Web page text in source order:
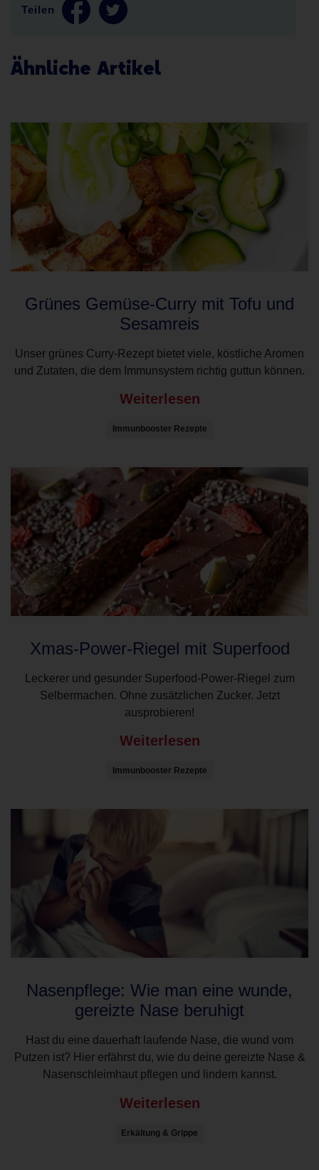
Teilen
Ähnliche Artikel
Grünes Gemüse-Curry mit Tofu und
Sesamreis
Unser grünes Curry-Rezept bietet viele, köstliche Aromen
und Zutaten, die dem Immunsystem richtig guttun können.
Weiterlesen
Immunbooster Rezepte
Xmas-Power-Riegel mit Superfood
Leckerer und gesunder Superfood-Power-Riegel zum
Selbermachen. Ohne zusätzlichen Zucker. Jetzt
ausprobieren!
Weiterlesen
Immunbooster Rezepte
Nasenpflege: Wie man eine wunde,
gereizte Nase beruhigt
Hast du eine dauerhaft laufende Nase, die wund vom
Putzen ist? Hier erfährst du, wie du deine gereizte Nase &
Nasenschleimhaut pflegen und lindern kannst.
Weiterlesen
Erkältung & Grippe